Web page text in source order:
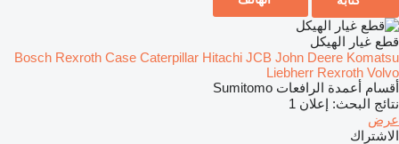
قطع غيار الهيكل
Bosch Rexroth Case Caterpillar Hitachi JCB John Deere Komatsu
Liebherr Rexroth Volvo
أقسام أعمدة الرافعات Sumitomo
نتائج البحث: إعلان 1
عرض
الاشتراك